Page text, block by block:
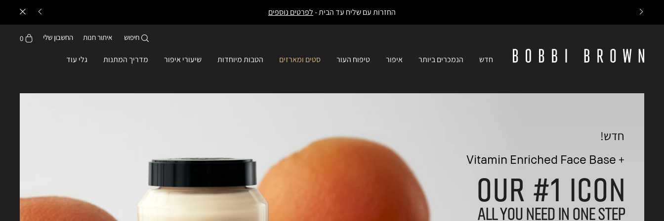
החזרות עם שליח עד הבית -לפרטים נוספים
חדש הנמכרים ביותר איפור טיפוח העור סטים ומארזים הטבות מיוחדות שיעורי איפור מדריך המתנות גלי עוד
חיפוש איתור חנות החשבון שלי 0
חדש!
Vitamin Enriched Face Base +
OUR #1 ICON
ALL YOU NEED IN ONE STEP